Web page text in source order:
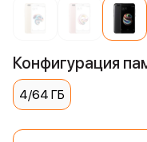
Конфигурация
4/64 ГБ